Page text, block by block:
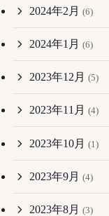
2024年2月 (6)
2024年1月 (6)
2023年12月 (5)
2023年11月 (4)
2023年10月 (1)
2023年9月 (4)
2023年8月 (3)